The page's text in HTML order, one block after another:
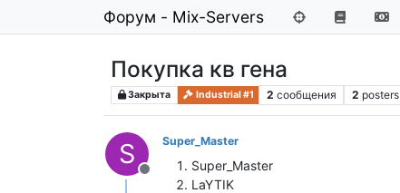
Форум - Mix-Servers
Покупка кв гена
Закрыта Industrial #1 2 сообщения 2 posters
S
Не в сети
Super_Master
Super_Master
LaYTIK